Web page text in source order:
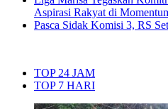
Aspirasi Rakyat di
Pasca Sidak Komisi 3, RS
TOP 24 JAM
TOP 7 HARI